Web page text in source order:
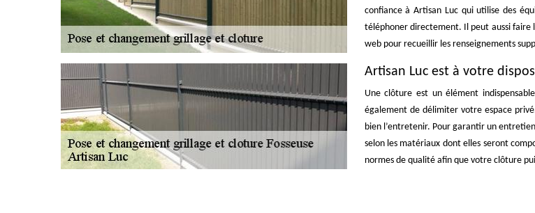
confiance à Artisan Luc qui utilise des
téléphoner directement. Il peut aussi
web pour recueillir les renseignements
Artisan Luc est à votre
Une clôture est un élément
également de délimiter votre espace
bien l’entretenir. Pour garantir un
selon les matériaux dont elles seront
normes de qualité afin que votre clôture